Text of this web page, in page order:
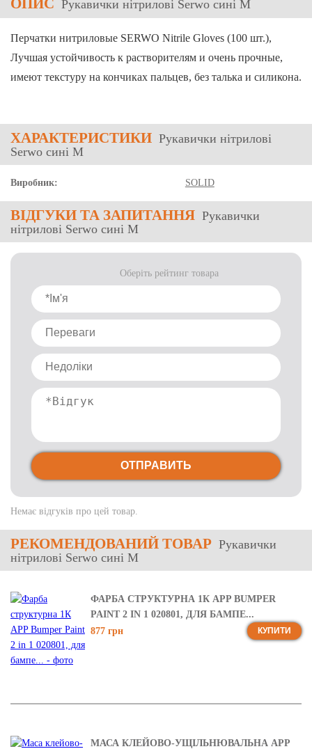
ОПИС Рукавички нітрилові Serwo сині M
Перчатки нитриловые SERWO Nitrile Gloves (100 шт.),
Лучшая устойчивость к растворителям и очень прочные,
имеют текстуру на кончиках пальцев, без талька и силикона.
ХАРАКТЕРИСТИКИ Рукавички нітрилові
Serwo сині M
Виробник: SOLID
ВІДГУКИ ТА ЗАПИТАННЯ Рукавички
нітрилові Serwo сині M
Немає відгуків про цей товар.
Оберіть рейтинг товара
ОТПРАВИТЬ
РЕКОМЕНДОВАНИЙ ТОВАР Рукавички
нітрилові Serwo сині M
ФАРБА СТРУКТУРНА 1К APP BUMPER
PAINT 2 IN 1 020801, ДЛЯ БАМПЕ...
877 грн
КУПИТИ
МАСА КЛЕЙОВО-УЩІЛЬНЮВАЛЬНА APP